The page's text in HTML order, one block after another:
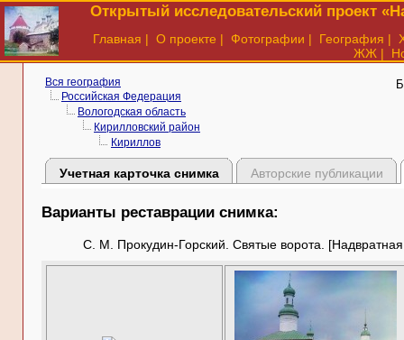
Открытый исследовательский проект
Главная | О проекте | Фотографии | География |
ЖЖ |
Вся география
Российская Федерация
Вологодская область
Кирилловский район
Кириллов
Учетная карточка снимка Авторские публикации
Варианты реставрации снимка:
С. М. Прокудин-Горский. Святые ворота.